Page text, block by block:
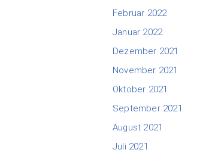
Februar 2022
Januar 2022
Dezember 2021
November 2021
Oktober 2021
September 2021
August 2021
Juli 2021